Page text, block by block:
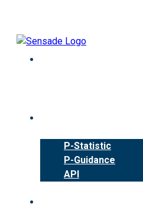
content
P-Statistic
P-Guidance
API